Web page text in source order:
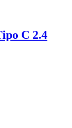
C 2.4